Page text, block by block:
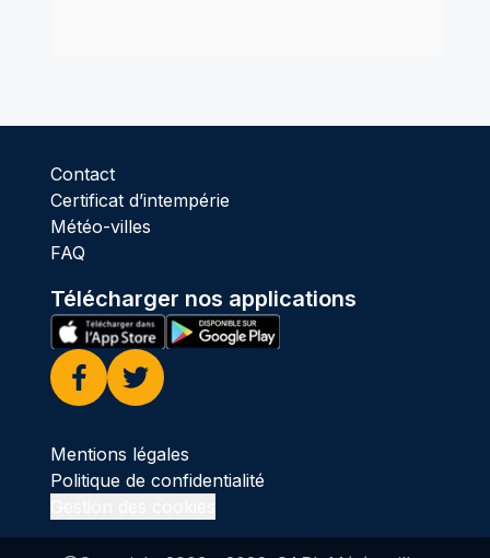
Contact
Certificat d’intempérie
Météo-villes
FAQ
Télécharger nos applications
Facebook
Twitter
Mentions légales
Politique de confidentialité